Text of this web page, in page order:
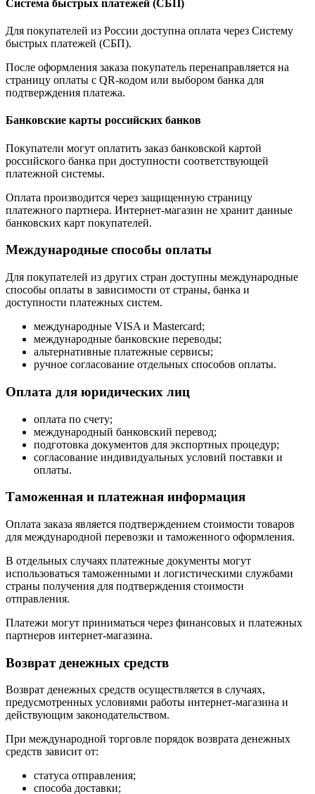
Система быстрых платежей (СБП)
Для покупателей из России доступна оплата через Систему
быстрых платежей (СБП).
После оформления заказа покупатель перенаправляется на
страницу оплаты с QR-кодом или выбором банка для
подтверждения платежа.
Банковские карты российских банков
Покупатели могут оплатить заказ банковской картой
российского банка при доступности соответствующей
платежной системы.
Оплата производится через защищенную страницу
платежного партнера. Интернет-магазин не хранит данные
банковских карт покупателей.
Международные способы оплаты
Для покупателей из других стран доступны международные
способы оплаты в зависимости от страны, банка и
доступности платежных систем.
международные VISA и Mastercard;
международные банковские переводы;
альтернативные платежные сервисы;
ручное согласование отдельных способов оплаты.
Оплата для юридических лиц
оплата по счету;
международный банковский перевод;
подготовка документов для экспортных процедур;
согласование индивидуальных условий поставки и
оплаты.
Таможенная и платежная информация
Оплата заказа является подтверждением стоимости товаров
для международной перевозки и таможенного оформления.
В отдельных случаях платежные документы могут
использоваться таможенными и логистическими службами
страны получения для подтверждения стоимости
отправления.
Платежи могут приниматься через финансовых и платежных
партнеров интернет-магазина.
Возврат денежных средств
Возврат денежных средств осуществляется в случаях,
предусмотренных условиями работы интернет-магазина и
действующим законодательством.
При международной торговле порядок возврата денежных
средств зависит от:
статуса отправления;
способа доставки;